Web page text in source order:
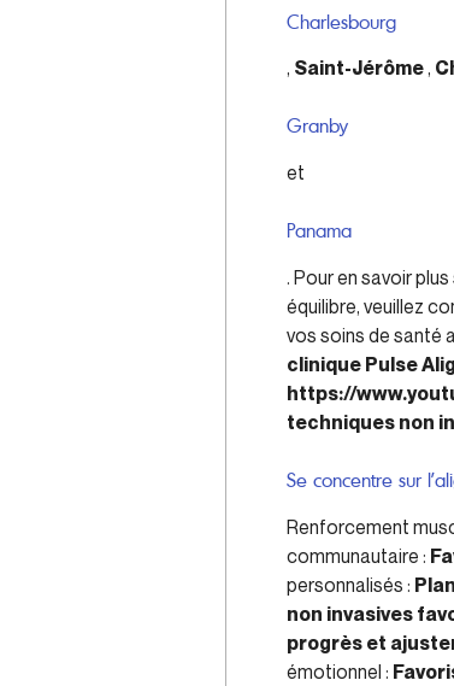
Charlesbourg
, Saint-Jérôme,
Granby
et
Panama
. Pour en savoir
équilibre, veuillez
vos soins de santé
clinique Pulse
https://
techniques non
Se concentre sur
Renforcement
communautaire :
personnalisés :
non invasives
progrès et
émotionnel :